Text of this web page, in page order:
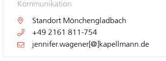
Kommunikation
Standort Mönchengladbach
+49 2161 811-754
jennifer.wagener[@]kapellmann.de